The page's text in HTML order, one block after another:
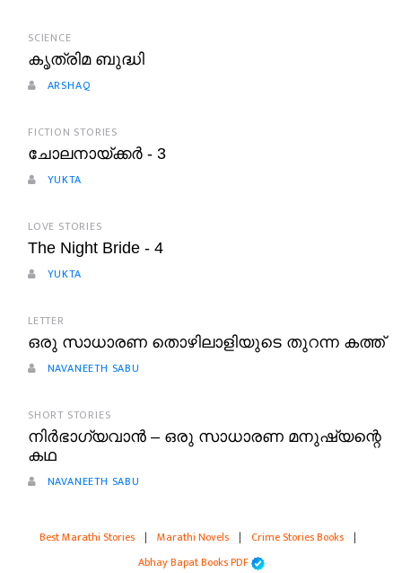
SCIENCE
കൃത്രിമ ബുദ്ധി
ARSHAQ
FICTION STORIES
ചോലനായ്ക്കർ - 3
YUKTA
LOVE STORIES
The Night Bride - 4
YUKTA
LETTER
ഒരു സാധാരണ തൊഴിലാളിയുടെ തുറന്ന കത്ത്
NAVANEETH SABU
SHORT STORIES
നിർഭാഗ്യവാൻ – ഒരു സാധാരണ മനുഷ്യന്റെ
കഥ
NAVANEETH SABU
Best Marathi Stories | Marathi Novels | Crime Stories Books |
Abhay Bapat Books PDF